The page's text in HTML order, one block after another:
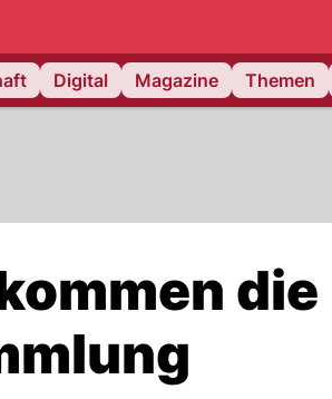
Digital Magazine Themen
die